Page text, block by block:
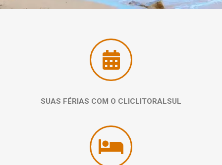
SUAS FÉRIAS COM O CLICLITORALSUL